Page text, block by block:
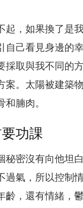
起，如果換了是
自己看見身邊的
採取與我不同的
案。太陽被建築
腩肉。
功課
秘密沒有向他坦
過氣，所以控制
齡，還有情緒，